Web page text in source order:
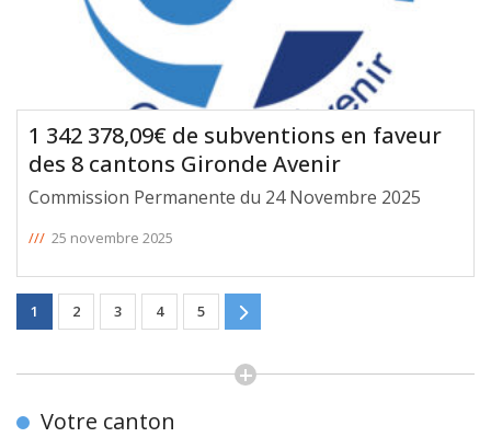
1 342 378,09€ de subventions en faveur
des 8 cantons Gironde Avenir
Commission Permanente du 24 Novembre 2025
/// 25 novembre 2025
1 2 3 4 5
Votre canton